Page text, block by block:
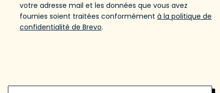
votre adresse mail et les données que vous avez
fournies soient traitées conformément à la politique de
confidentialité de Brevo.